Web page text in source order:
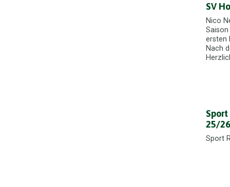
SV
Nico
ersten
Nach
Sport
25/
Sport